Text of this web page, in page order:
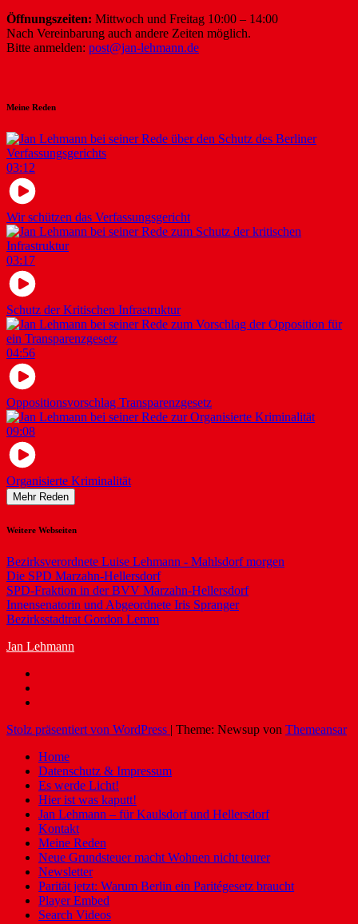
Öffnungszeiten: Mittwoch und Freitag 10:00 – 14:00
Nach Vereinbarung auch andere Zeiten möglich.
Bitte anmelden: post@jan-lehmann.de
Meine Reden
03:12
Wir schützen das Verfassungsgericht
03:17
Schutz der Kritischen Infrastruktur
04:56
Oppositionsvorschlag Transparenzgesetz
09:08
Organisierte Kriminalität
Mehr Reden
Weitere Webseiten
Bezirksverordnete Luise Lehmann - Mahlsdorf morgen
Die SPD Marzahn-Hellersdorf
SPD-Fraktion in der BVV Marzahn-Hellersdorf
Innensenatorin und Abgeordnete Iris Spranger
Bezirksstadtrat Gordon Lemm
Jan Lehmann
Stolz präsentiert von WordPress | Theme: Newsup von Themeansar
Home
Datenschutz & Impressum
Es werde Licht!
Hier ist was kaputt!
Jan Lehmann – für Kaulsdorf und Hellersdorf
Kontakt
Meine Reden
Neue Grundsteuer macht Wohnen nicht teurer
Newsletter
Parität jetzt: Warum Berlin ein Paritégesetz braucht
Player Embed
Search Videos